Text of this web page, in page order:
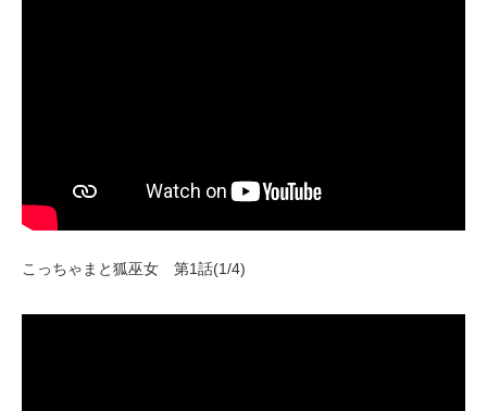
こっちゃまと狐巫女 第1話(1/4)